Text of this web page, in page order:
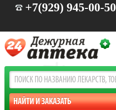
+7(929) 945-00-50